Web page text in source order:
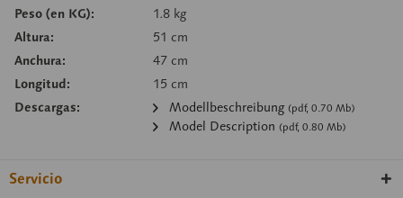
Peso (en KG):
1.8 kg
Altura:
51 cm
Anchura:
47 cm
Longitud:
15 cm
Descargas:
Modellbeschreibung (pdf, 0.70 Mb)
Model Description (pdf, 0.80 Mb)
Servicio